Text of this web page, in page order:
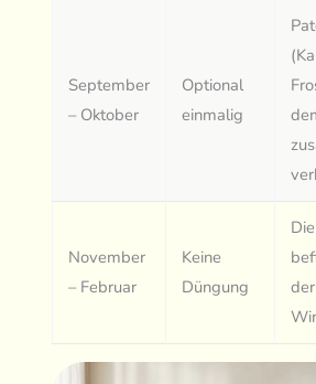
September
– Oktober
Optional
einmalig
November
– Februar
Keine
Düngung